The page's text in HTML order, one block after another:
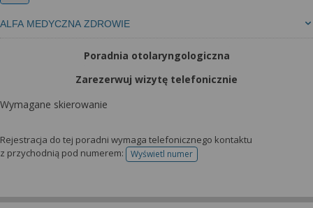
ALFA MEDYCZNA ZDROWIE
Poradnia otolaryngologiczna
Zarezerwuj wizytę telefonicznie
Wymagane skierowanie
Rejestracja do tej poradni wymaga telefonicznego kontaktu
z przychodnią pod numerem:
Wyświetl numertelefonu do rejestracji